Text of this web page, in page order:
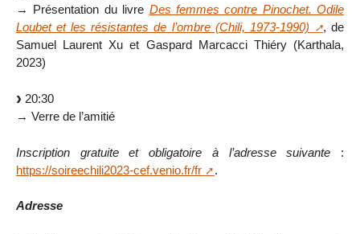
→ Présentation du livre Des femmes contre Pinochet. Odile
Loubet et les résistantes de l’ombre (Chili, 1973-1990)
, de
Samuel Laurent Xu et Gaspard Marcacci Thiéry (Karthala,
2023)
20:30
→ Verre de l’amitié
Inscription gratuite et obligatoire à l’adresse suivante :
https://soireechili2023-cef.venio.fr/fr
.
Adresse